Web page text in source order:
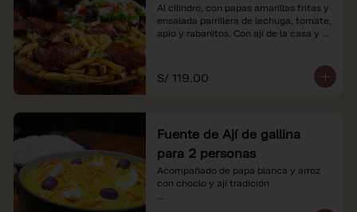
Al cilindro, con papas amarillas fritas y
ensalada parrillera de lechuga, tomate,
apio y rabanitos. Con ají de la casa y
*Nuestros precios están expresados en
soles e incluyen impuestos de ley y
S/ 119.00
Fuente de Ají de gallina
para 2 personas
Acompañado de papa blanca y arroz
con choclo y ají tradición
*Nuestros precios están expresados en